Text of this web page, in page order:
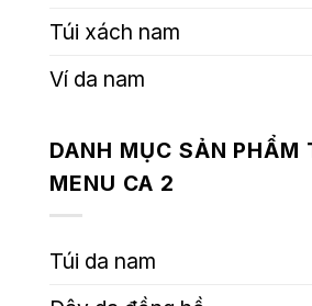
Túi xách nam
Ví da nam
DANH MỤC SẢN PHẨM
MENU CA 2
Túi da nam